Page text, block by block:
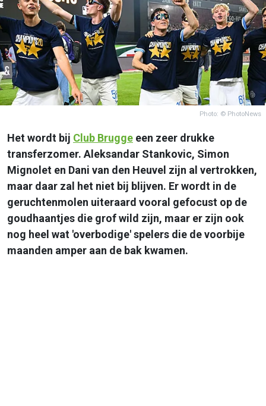
Photo: © PhotoNews
Het wordt bij Club Brugge een zeer drukke
transferzomer. Aleksandar Stankovic, Simon
Mignolet en Dani van den Heuvel zijn al vertrokken,
maar daar zal het niet bij blijven. Er wordt in de
geruchtenmolen uiteraard vooral gefocust op de
goudhaantjes die grof wild zijn, maar er zijn ook
nog heel wat 'overbodige' spelers die de voorbije
maanden amper aan de bak kwamen.